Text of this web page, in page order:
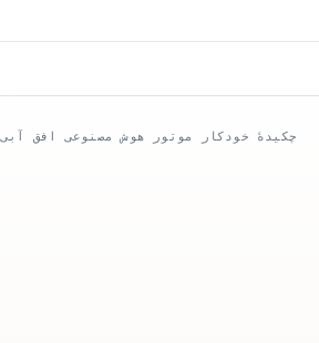
چکیدهٔ خودکار موتور هوش مصنوعی افق آبی